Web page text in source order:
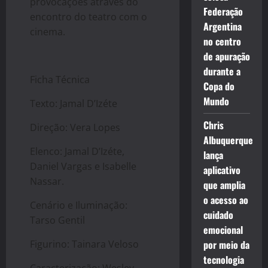
encontro do teatro com o
cinema.
Ficha Técnica
Texto: Jamal D’Izéte
Direção: Vera Lopes
Elenco: Jamal D’Izéte,
Daniel Vargas e Isabelle
Nassar.
Cenário e Iluminação:
Tarso Gentil
Figurino: Tainara Veloso
Federação
Argentina
no centro
de apuração
durante a
Copa do
Mundo
Chris
Albuquerque
lança
aplicativo
que amplia
o acesso ao
cuidado
emocional
por meio da
tecnologia